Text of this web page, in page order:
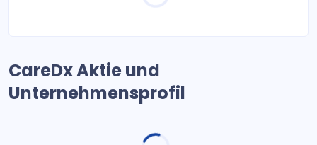
CareDx Aktie und
Unternehmensprofil